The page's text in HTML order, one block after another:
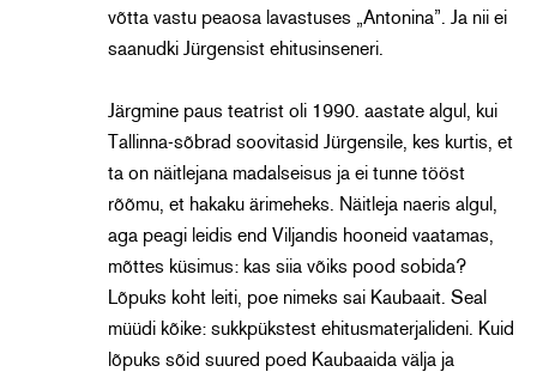
võtta vastu peaosa lavastuses „Antonina”. Ja nii ei
saanudki Jürgensist ehitusinseneri.
Järgmine paus teatrist oli 1990. aastate algul, kui
Tallinna-sõbrad soovitasid Jürgensile, kes kurtis, et
ta on näitlejana madalseisus ja ei tunne tööst
rõõmu, et hakaku ärimeheks. Näitleja naeris algul,
aga peagi leidis end Viljandis hooneid vaatamas,
mõttes küsimus: kas siia võiks pood sobida?
Lõpuks koht leiti, poe nimeks sai Kaubaait. Seal
müüdi kõike: sukkpükstest ehitusmaterjalideni. Kuid
lõpuks sõid suured poed Kaubaaida välja ja